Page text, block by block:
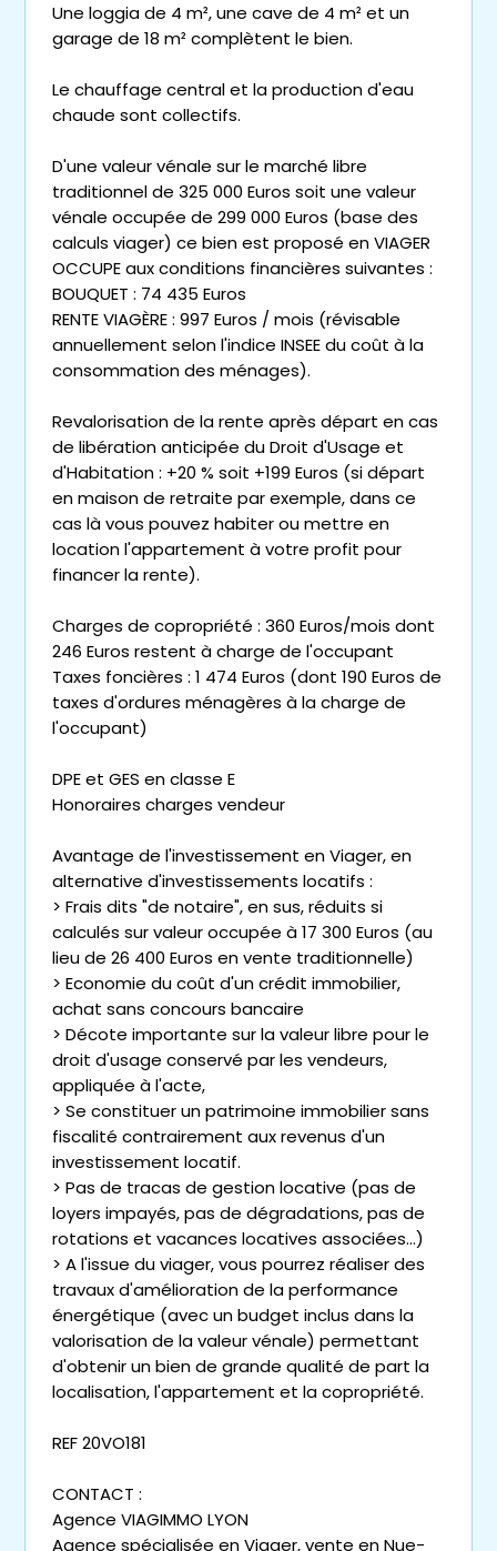
Une loggia de 4 m², une cave de 4 m² et un
garage de 18 m² complètent le bien.
Le chauffage central et la production d'eau
chaude sont collectifs.
D'une valeur vénale sur le marché libre
traditionnel de 325 000 Euros soit une valeur
vénale occupée de 299 000 Euros (base des
calculs viager) ce bien est proposé en VIAGER
OCCUPE aux conditions financières suivantes :
BOUQUET : 74 435 Euros
RENTE VIAGÈRE : 997 Euros / mois (révisable
annuellement selon l'indice INSEE du coût à la
consommation des ménages).
Revalorisation de la rente après départ en cas
de libération anticipée du Droit d'Usage et
d'Habitation : +20 % soit +199 Euros (si départ
en maison de retraite par exemple, dans ce
cas là vous pouvez habiter ou mettre en
location l'appartement à votre profit pour
financer la rente).
Charges de copropriété : 360 Euros/mois dont
246 Euros restent à charge de l'occupant
Taxes foncières : 1 474 Euros (dont 190 Euros de
taxes d'ordures ménagères à la charge de
l'occupant)
DPE et GES en classe E
Honoraires charges vendeur
Avantage de l'investissement en Viager, en
alternative d'investissements locatifs :
> Frais dits "de notaire", en sus, réduits si
calculés sur valeur occupée à 17 300 Euros (au
lieu de 26 400 Euros en vente traditionnelle)
> Economie du coût d'un crédit immobilier,
achat sans concours bancaire
> Décote importante sur la valeur libre pour le
droit d'usage conservé par les vendeurs,
appliquée à l'acte,
> Se constituer un patrimoine immobilier sans
fiscalité contrairement aux revenus d'un
investissement locatif.
> Pas de tracas de gestion locative (pas de
loyers impayés, pas de dégradations, pas de
rotations et vacances locatives associées...)
> A l'issue du viager, vous pourrez réaliser des
travaux d'amélioration de la performance
énergétique (avec un budget inclus dans la
valorisation de la valeur vénale) permettant
d'obtenir un bien de grande qualité de part la
localisation, l'appartement et la copropriété.
REF 20VO181
CONTACT :
Agence VIAGIMMO LYON
Agence spécialisée en Viager, vente en Nue-